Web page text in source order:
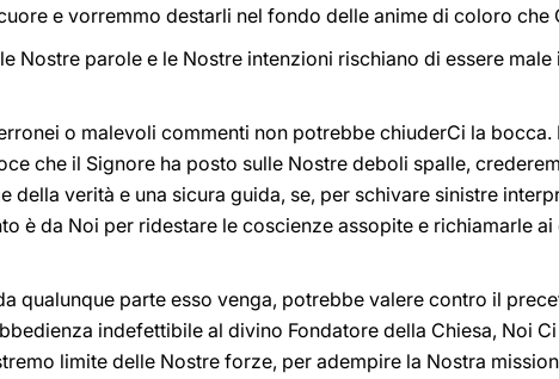
e vorremmo destarli nel fondo delle anime di coloro che
Nostre parole e le Nostre intenzioni rischiano di essere
o malevoli commenti non potrebbe chiuderCi la
che il Signore ha posto sulle Nostre deboli spalle,
della verità e una sicura guida, se, per schivare sinistre
è da Noi per ridestare le coscienze assopite e richiamarle
qualunque parte esso venga, potrebbe valere contro il
indefettibile al divino Fondatore della Chiesa, Noi
limite delle Nostre forze, per adempire la Nostra